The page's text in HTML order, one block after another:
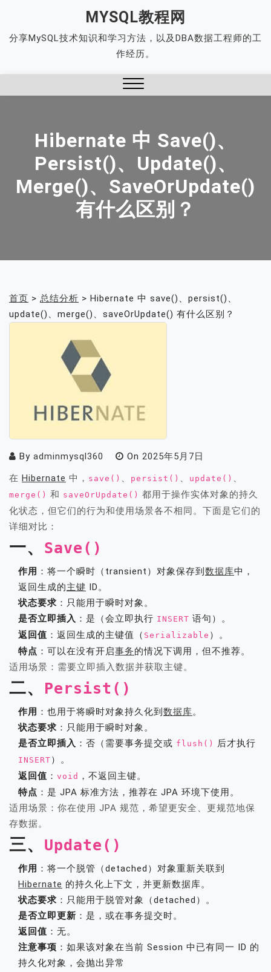
content
MYSQL教程网
分享MySQL技术知识和学习方法，以及DBA数据工程师的工
作经历。
Hibernate 中 Save()、
Persist()、update()、
Merge()、saveOrUpdate()
有什么区别？
首页 > 总结分析 > Hibernate 中 save()、persist()、
update()、merge()、saveOrUpdate() 有什么区别？
By adminmysql360 On 2025年5月7日
在 Hibernate 中， save() persist() update()
merge() 和 saveOrUpdate() 都用于操作实体对象的持久
化状态，但它们的行为和使用场景各不相同。下面是它们的
详细对比：
一、 Save()
作用 ：将一个瞬时（transient）对象保存到 数据库中，
返回生成的主键 ID。
状态要求 ：只能用于瞬时对象。
是否立即插入 ：是（会立即执行 INSERT 语句）。
返回值 ：返回生成的主键值（ Serializable ）。
特点 ：可以在没有开启事务的情况下调用，但不推荐。
适用场景：需要立即插入数据并获取主键。
二、 Persist()
作用 ：也用于将瞬时对象持久化到 数据库。
状态要求 ：只能用于瞬时对象。
是否立即插入 ：否（需要事务提交或 flush() 后才执行
INSERT ）。
返回值 ： void ，不返回主键。
特点 ：是 JPA 标准方法，推荐在 JPA 环境下使用。
适用场景：你在使用 JPA 规范，希望更安全、更规范地保
存数据。
三、 Update()
作用 ：将一个脱管（detached）对象重新关联到
Hibernate 的持久化上下文，并更新数据库。
状态要求 ：只能用于脱管对象（detached）。
是否立即更新 ：是，或在事务提交时。
返回值 ：无。
注意事项 ：如果该对象在当前 Session 中已有同一 ID 的
持久化对象，会抛出异常